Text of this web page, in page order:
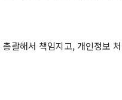
괄해서 책임지고, 개인정보